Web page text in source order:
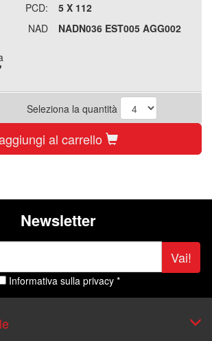
PCD:
5 X 112
NAD
NADN036 EST005 AGG002
Seleziona la quantità
al carrello
Newsletter
Vai!
Informativa sulla privacy *